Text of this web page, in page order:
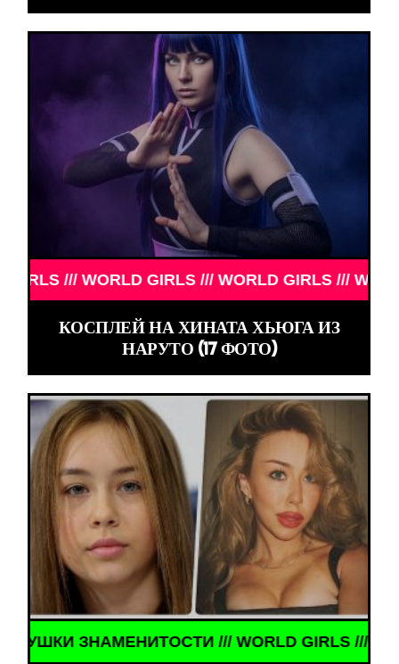
/// WORLD GIRLS /// WORLD GIRLS /// WORLD
КОСПЛЕЙ НА ХИНАТА ХЬЮГА ИЗ
НАРУТО (17 ФОТО)
/// WORLD GIRLS /// ДЕВУШКИ